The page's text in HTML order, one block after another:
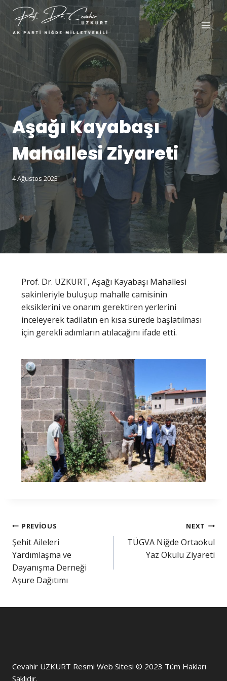
Aşağı Kayabaşı
Mahallesi Ziyareti
4 Ağustos 2023
Prof. Dr. UZKURT, Aşağı Kayabaşı Mahallesi
sakinleriyle buluşup mahalle camisinin
eksiklerini ve onarım gerektiren yerlerini
inceleyerek tadilatın en kısa sürede başlatılması
için gerekli adımların atılacağını ifade etti.
PREVIOUS
Şehit Aileleri
Yardımlaşma ve
Dayanışma Derneği
Aşure Dağıtımı
NEXT
TÜGVA Niğde Ortaokul
Yaz Okulu Ziyareti
Cevahir UZKURT Resmi Web Sitesi © 2023 Tüm Hakları
Saklıdır.